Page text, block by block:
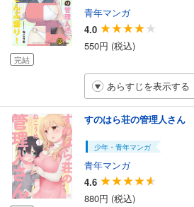
完結
青年マンガ
4.0
550円 (税込)
あらすじを表示する
すのはら荘の管理人さん
少年・青年マンガ
青年マンガ
4.6
880円 (税込)